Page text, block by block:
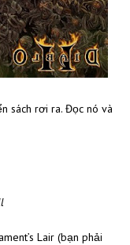
sách rơi ra. Đọc nó và
Lair (bạn phải